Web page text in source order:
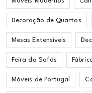
Decoração de Quartos
Mesas Extensíveis
Feira do Sofás
Móveis de Portugal